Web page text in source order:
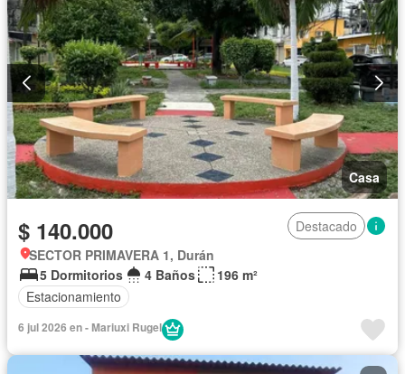
Casa
$ 140.000
Destacado
SECTOR PRIMAVERA 1, Durán
5 Dormitorios
4 Baños
196 m²
Estacionamiento
6 jul 2026 en - Mariuxi Rugel